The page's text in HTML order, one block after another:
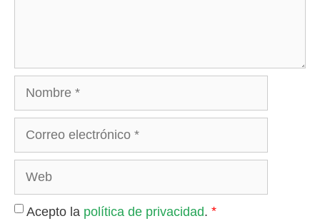
Nombre
Acepto la política de privacidad. *